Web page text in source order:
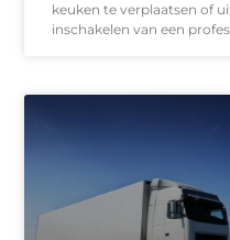
keuken te verplaatsen of
inschakelen van een